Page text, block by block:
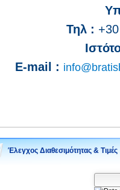
Τηλ :
E-mail :
Έλεγχος Διαθεσιμότητας & Τιμές